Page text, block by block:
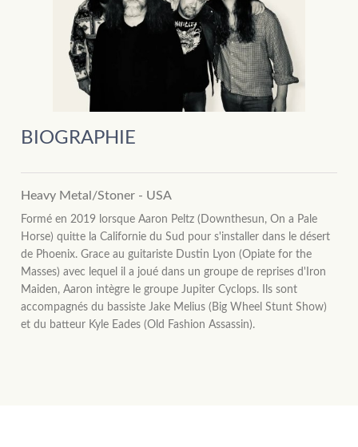
BIOGRAPHIE
Heavy Metal/Stoner - USA
Formé en 2019 lorsque Aaron Peltz (Downthesun, On a Pale
Horse) quitte la Californie du Sud pour s'installer dans le désert
de Phoenix. Grace au guitariste Dustin Lyon (Opiate for the
Masses) avec lequel il a joué dans un groupe de reprises d'Iron
Maiden, Aaron intègre le groupe Jupiter Cyclops. Ils sont
accompagnés du bassiste Jake Melius (Big Wheel Stunt Show)
et du batteur Kyle Eades (Old Fashion Assassin).